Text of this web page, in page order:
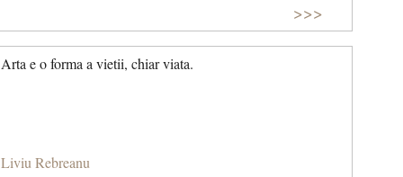
>>>
Arta e o forma a vietii, chiar viata.
Liviu Rebreanu